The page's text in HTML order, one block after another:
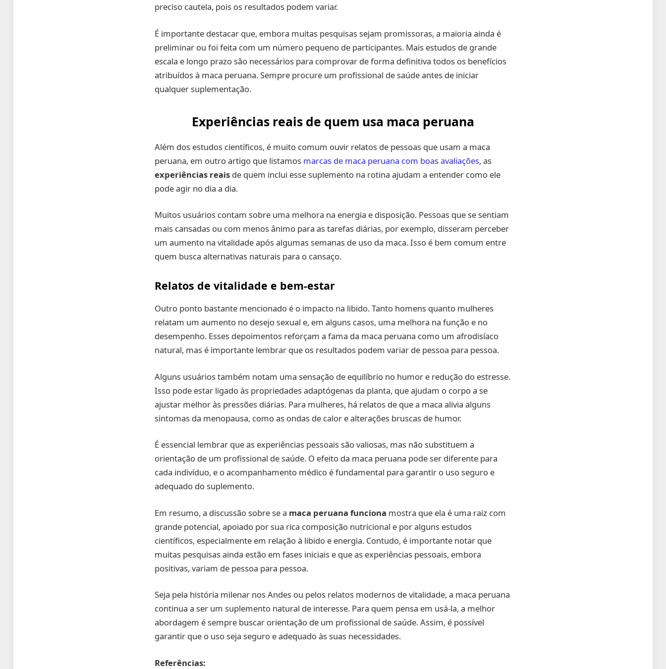
preciso cautela, pois os resultados podem variar.
É importante destacar que, embora muitas pesquisas sejam promissoras, a maioria ainda é
preliminar ou foi feita com um número pequeno de participantes. Mais estudos de grande
escala e longo prazo são necessários para comprovar de forma definitiva todos os benefícios
atribuídos à maca peruana. Sempre procure um profissional de saúde antes de iniciar
qualquer suplementação.
Experiências reais de quem usa maca peruana
Além dos estudos científicos, é muito comum ouvir relatos de pessoas que usam a maca
peruana, em outro artigo que listamos marcas de maca peruana com boas avaliações, as
experiências reais de quem inclui esse suplemento na rotina ajudam a entender como ele
pode agir no dia a dia.
Muitos usuários contam sobre uma melhora na energia e disposição. Pessoas que se sentiam
mais cansadas ou com menos ânimo para as tarefas diárias, por exemplo, disseram perceber
um aumento na vitalidade após algumas semanas de uso da maca. Isso é bem comum entre
quem busca alternativas naturais para o cansaço.
Relatos de vitalidade e bem-estar
Outro ponto bastante mencionado é o impacto na libido. Tanto homens quanto mulheres
relatam um aumento no desejo sexual e, em alguns casos, uma melhora na função e no
desempenho. Esses depoimentos reforçam a fama da maca peruana como um afrodisíaco
natural, mas é importante lembrar que os resultados podem variar de pessoa para pessoa.
Alguns usuários também notam uma sensação de equilíbrio no humor e redução do estresse.
Isso pode estar ligado às propriedades adaptógenas da planta, que ajudam o corpo a se
ajustar melhor às pressões diárias. Para mulheres, há relatos de que a maca alivia alguns
sintomas da menopausa, como as ondas de calor e alterações bruscas de humor.
É essencial lembrar que as experiências pessoais são valiosas, mas não substituem a
orientação de um profissional de saúde. O efeito da maca peruana pode ser diferente para
cada indivíduo, e o acompanhamento médico é fundamental para garantir o uso seguro e
adequado do suplemento.
Em resumo, a discussão sobre se a maca peruana funciona mostra que ela é uma raiz com
grande potencial, apoiado por sua rica composição nutricional e por alguns estudos
científicos, especialmente em relação à libido e energia. Contudo, é importante notar que
muitas pesquisas ainda estão em fases iniciais e que as experiências pessoais, embora
positivas, variam de pessoa para pessoa.
Seja pela história milenar nos Andes ou pelos relatos modernos de vitalidade, a maca peruana
continua a ser um suplemento natural de interesse. Para quem pensa em usá-la, a melhor
abordagem é sempre buscar orientação de um profissional de saúde. Assim, é possível
garantir que o uso seja seguro e adequado às suas necessidades.
Referências: